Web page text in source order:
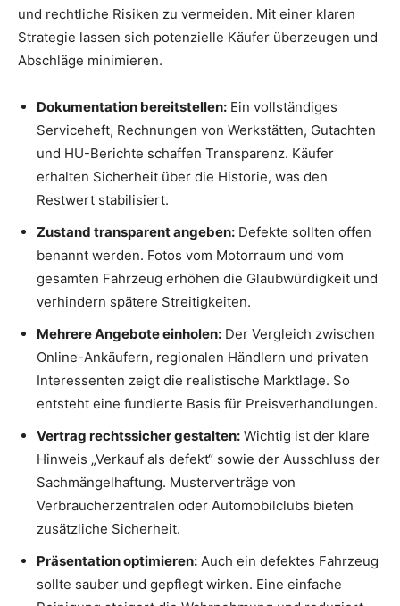
und rechtliche Risiken zu vermeiden. Mit einer klaren
Strategie lassen sich potenzielle Käufer überzeugen und
Abschläge minimieren.
Dokumentation bereitstellen: Ein vollständiges
Serviceheft, Rechnungen von Werkstätten, Gutachten
und HU-Berichte schaffen Transparenz. Käufer
erhalten Sicherheit über die Historie, was den
Restwert stabilisiert.
Zustand transparent angeben: Defekte sollten offen
benannt werden. Fotos vom Motorraum und vom
gesamten Fahrzeug erhöhen die Glaubwürdigkeit und
verhindern spätere Streitigkeiten.
Mehrere Angebote einholen: Der Vergleich zwischen
Online-Ankäufern, regionalen Händlern und privaten
Interessenten zeigt die realistische Marktlage. So
entsteht eine fundierte Basis für Preisverhandlungen.
Vertrag rechtssicher gestalten: Wichtig ist der klare
Hinweis „Verkauf als defekt“ sowie der Ausschluss der
Sachmängelhaftung. Musterverträge von
Verbraucherzentralen oder Automobilclubs bieten
zusätzliche Sicherheit.
Präsentation optimieren: Auch ein defektes Fahrzeug
sollte sauber und gepflegt wirken. Eine einfache